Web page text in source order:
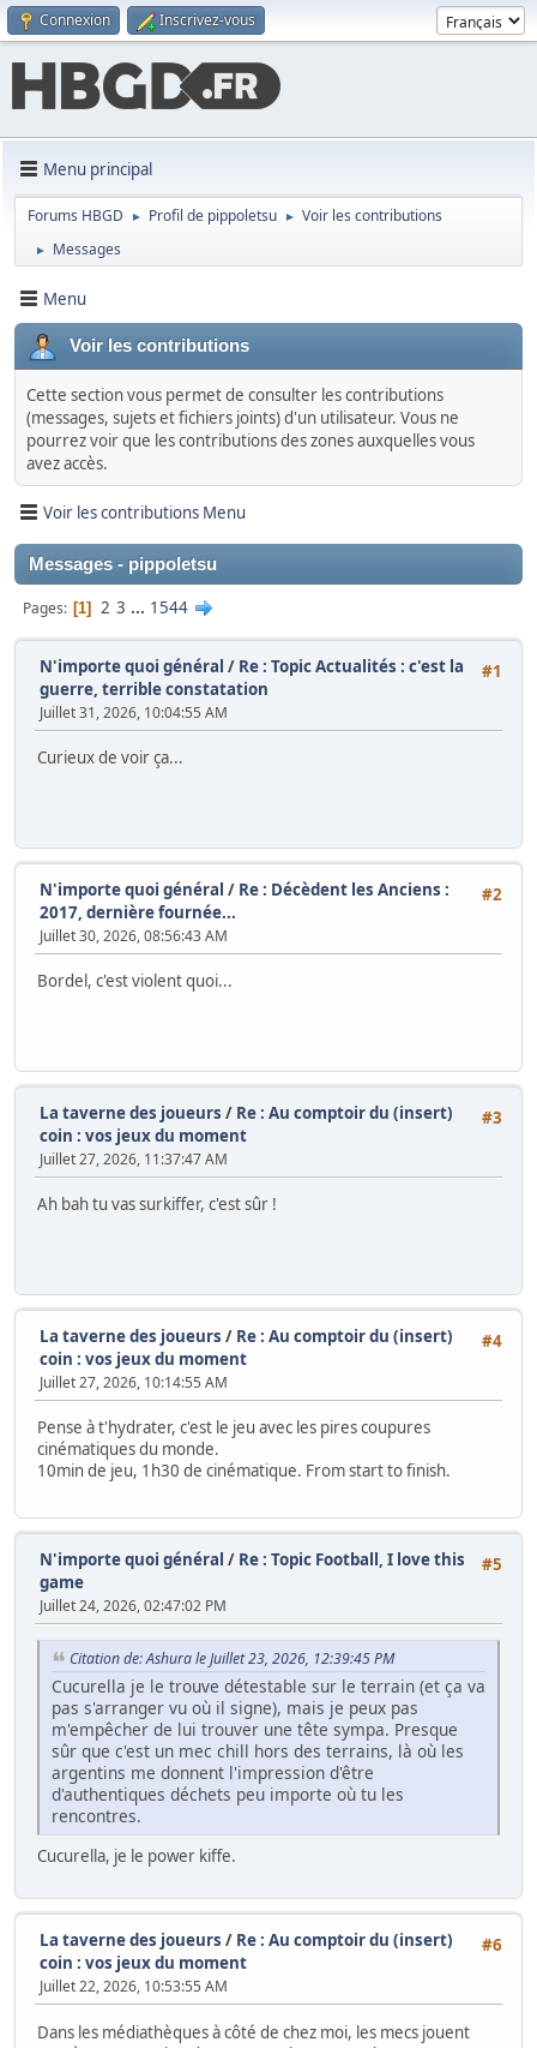
Connexion Inscrivez-vous
Menu principal
Forums HBGD ► Profil de pippoletsu ► Voir les contributions
► Messages
Menu
Voir les contributions
Cette section vous permet de consulter les contributions
(messages, sujets et fichiers joints) d'un utilisateur. Vous ne
pourrez voir que les contributions des zones auxquelles vous
avez accès.
Voir les contributions Menu
Messages - pippoletsu
Pages 1 2 3 ... 1544
#1
N'importe quoi général / Re : Topic Actualités : c'est la
guerre, terrible constatation
Juillet 31, 2026, 10:04:55 AM
Curieux de voir ça...
#2
N'importe quoi général / Re : Décèdent les Anciens :
2017, dernière fournée...
Juillet 30, 2026, 08:56:43 AM
Bordel, c'est violent quoi...
#3
La taverne des joueurs / Re : Au comptoir du (insert)
coin : vos jeux du moment
Juillet 27, 2026, 11:37:47 AM
Ah bah tu vas surkiffer, c'est sûr !
#4
La taverne des joueurs / Re : Au comptoir du (insert)
coin : vos jeux du moment
Juillet 27, 2026, 10:14:55 AM
Pense à t'hydrater, c'est le jeu avec les pires coupures
cinématiques du monde.
10min de jeu, 1h30 de cinématique. From start to finish.
#5
N'importe quoi général / Re : Topic Football, I love this
game
Juillet 24, 2026, 02:47:02 PM
Citation de: Ashura le Juillet 23, 2026, 12:39:45 PM
Cucurella je le trouve détestable sur le terrain (et ça va
pas s'arranger vu où il signe), mais je peux pas
m'empêcher de lui trouver une tête sympa. Presque
sûr que c'est un mec chill hors des terrains, là où les
argentins me donnent l'impression d'être
d'authentiques déchets peu importe où tu les
rencontres.
Cucurella, je le power kiffe.
#6
La taverne des joueurs / Re : Au comptoir du (insert)
coin : vos jeux du moment
Juillet 22, 2026, 10:53:55 AM
Dans les médiathèques à côté de chez moi, les mecs jouent